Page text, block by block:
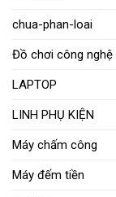
chua-phan-loai
Đồ chơi công nghệ
LAPTOP
LINH PHỤ KIỆN
Máy chấm công
Máy đếm tiền